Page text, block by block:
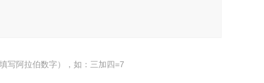
写阿拉伯数字），如：三加四=7